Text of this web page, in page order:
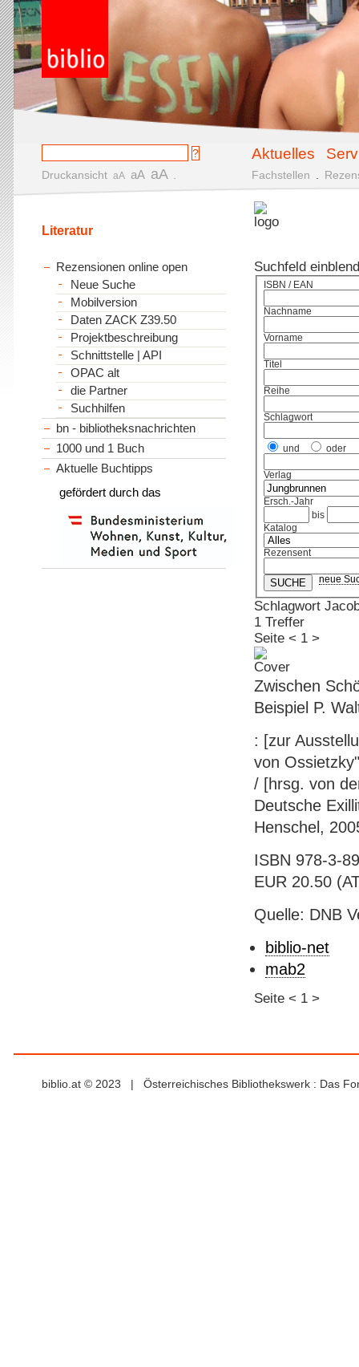
Aktuelles
Druckansicht aA aA aA Fachstellen
Suchfeld
ISBN / EAN
Nachname
Vorname
Titel
Reihe
Schlagwort
und oder
Verlag
Ersch.-Jahr
bis
Katalog
Rezensent
neue
Schlagwort
1 Treffer
Seite < 1 >
Zwischen
Beispiel P.
: [zur
von
/ [hrsg. von
Deutsche
Henschel,
ISBN 978-3-
EUR 20.50
Quelle: DNB
biblio-net
mab2
Seite < 1 >
Literatur
Rezensionen online open
Neue Suche
Mobilversion
Daten ZACK Z39.50
Projektbeschreibung
Schnittstelle | API
OPAC alt
die Partner
Suchhilfen
bn - bibliotheksnachrichten
1000 und 1 Buch
Aktuelle Buchtipps
gefördert durch das
biblio.at © 2023 | Österreichisches Bibliothekswerk : Das